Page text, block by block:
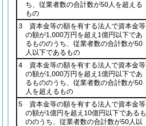
ち、従業者数の合計数が50人を超える
もの
3 資本金等の額を有する法人で資本金等
の額が1,000万円を超え1億円以下であ
るもののうち、従業者数の合計数が50
人以下であるもの
4 資本金等の額を有する法人で資本金等
の額が1,000万円を超え1億円以下であ
るもののうち、従業者数の合計数が50
人を超えるもの
5 資本金等の額を有する法人で資本金等
の額が1億円を超え10億円以下であるも
ののうち、従業者数の合計数が50人以